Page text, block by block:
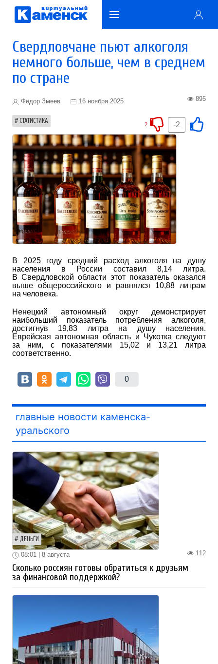
Свердловчане пьют алкоголя
немного больше, чем в среднем
по стране
Фёдор Змеев 16 ноября 2025 895
СТАТИСТИКА -2
2
В 2025 году средний расход алкоголя на душу
населения в России составил 8,14 литра.
В Свердловской области этот показатель оказался
выше общероссийского и равнялся 10,88 литрам
на человека.
Ненецкий автономный округ демонстрирует
наибольший показатель потребления алкоголя,
достигнув 19,83 литра на душу населения.
Еврейская автономная область и Чукотка следуют
за ним, с показателями 15,02 и 13,21 литра
соответственно.
0
главные новости каменска-
уральского
ДЕНЬГИ
112
08:01 | 8 августа
Сколько россиян готовы обратиться к друзьям
за финансовой поддержкой?